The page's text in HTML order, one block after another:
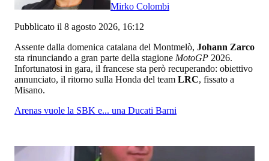
Mirko Colombi
Pubblicato il 8 agosto 2026, 16:12
Assente dalla domenica catalana del Montmelò, Johann Zarco
sta rinunciando a gran parte della stagione MotoGP 2026.
Infortunatosi in gara, il francese sta però recuperando: obiettivo
annunciato, il ritorno sulla Honda del team LRC, fissato a
Misano.
Arenas vuole la SBK e... una Ducati Barni